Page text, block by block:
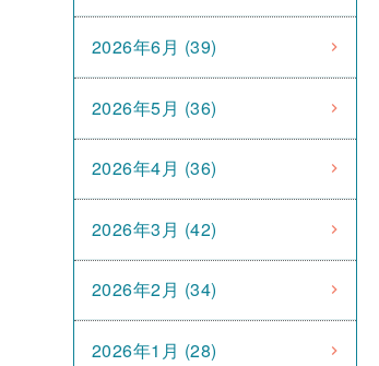
2026年6月 (39)
2026年5月 (36)
2026年4月 (36)
2026年3月 (42)
2026年2月 (34)
2026年1月 (28)